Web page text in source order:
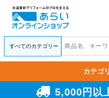
5,000円以
カテゴ